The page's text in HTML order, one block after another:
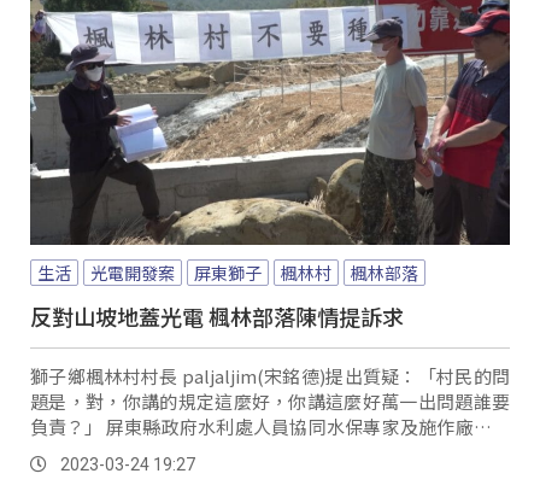
生活 光電開發案 屏東獅子 楓林村 楓林部落
反對山坡地蓋光電 楓林部落陳情提訴求
獅子鄉楓林村村長 paljaljim(宋銘德)提出質疑：「村民的問
題是，對，你講的規定這麼好，你講這麼好萬一出問題誰要
負責？」 屏東縣政府水利處人員協同水保專家及施作廠商，
24日到楓林部落上方光電開發案現場勘察，楓林村民眾趁這
個機會提出陳情及訴求，要求加強水保措施前光電工程必須
2023-03-24 19:27